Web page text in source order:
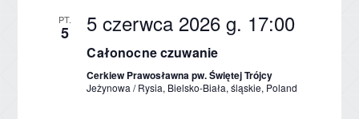
PT.
5 5 czerwca 2026 g. 17:00
Całonocne czuwanie
Cerkiew Prawosławna pw. Świętej Trójcy
Jeżynowa / Rysia, Bielsko-Biała, śląskie, Poland